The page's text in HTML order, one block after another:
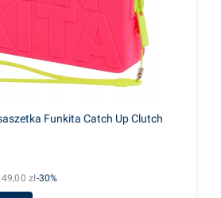
Funkita Catch Up Clutch
49,00 zł-30%